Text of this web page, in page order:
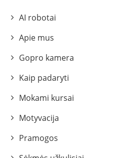
AI robotai
Apie mus
Gopro kamera
Kaip padaryti
Mokami kursai
Motyvacija
Pramogos